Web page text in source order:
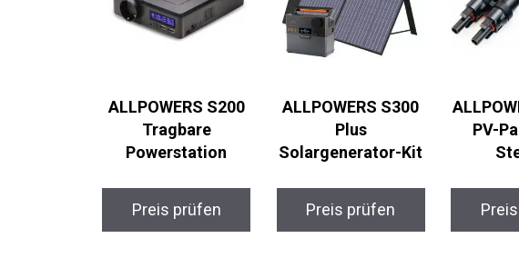
ALLPOWERS S200
Tragbare
Powerstation
Preis prüfen
ALLPOWERS S300
Plus
Solargenerator-Kit
Preis prüfen
PV-